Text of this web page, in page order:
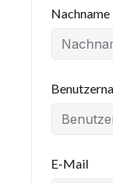
Nachname
E-Mail